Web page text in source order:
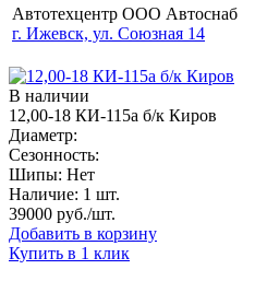
Автотехцентр ООО Автоснаб
г. Ижевск, ул. Союзная 14
В наличии
12,00-18 КИ-115а б/к Киров
Диаметр:
Сезонность:
Шипы: Нет
Наличие: 1 шт.
39000 руб./шт.
Добавить в корзину
Купить в 1 клик